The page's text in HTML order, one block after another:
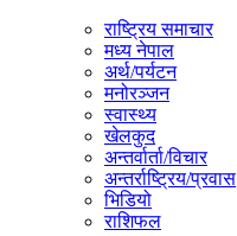
राष्ट्रिय समाचार
मध्य नेपाल
अर्थ/पर्यटन
मनोरञ्जन
स्वास्थ्य
खेलकुद
अन्तर्वार्ता/विचार
अन्तर्राष्ट्रिय/प्रवास
भिडियो
राशिफल